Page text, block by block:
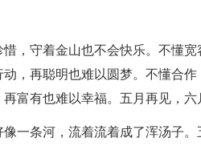
惜，守着金山也不会快乐。不懂
动，再聪明也难以圆梦。不懂合
富有也难以幸福。五月再见，六
像一条河，流着流着成了浑汤子。